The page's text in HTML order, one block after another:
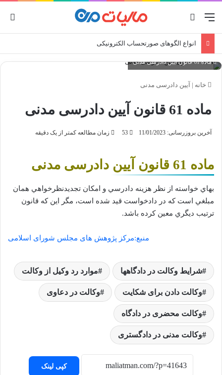
منو
انواع الگوهای صورتحساب الکترونیکی
ماده 61 قانون آیین دادرسی مدنی
خانه | آیین دادرسی مدنی
ماده 61 قانون آیین دادرسی مدنی
آخرین بروزرسانی: 11/01/2023 53 زمان مطالعه کمتر از یک دقیقه
ماده 61 قانون آیین دادرسی مدنی
بهاي خواسته از نظر هزينه دادرسي و امكان تجديدنظرخواهي همان
مبلغي است كه در دادخواست قيد شده است، مگر اين كه قانون‌
ترتيب ديگري معين كرده باشد.
منبع:مرکز پژوهش های مجلس شورای اسلامی
شرایط وکالت در دادگاهها موارد رد وکیل از وکالت
وکالت دادن برای شکایت وکالت در دعاوی
وکالت محضری در دادگاه
وکالت مدنی در دادگستری
کپی لینک